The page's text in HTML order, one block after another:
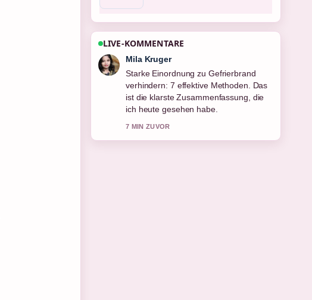
LIVE-KOMMENTARE
Jonas Wagner
Verfolge Centro Studi Villa Negroni:
Kompetenzzentrum Bankweiterbildung
genau – schaetze den ausgewogenen
Ton hier.
9 MIN ZUVOR